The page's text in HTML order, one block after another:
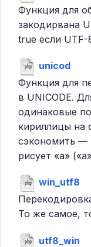
Функция для
закодирвана
true если UTF-
unicod
Функция для
в UNICODE.
одинаковые
кириллицы на
сэкономить —
рисует «a»
win_utf8
То же самое,
utf8_win